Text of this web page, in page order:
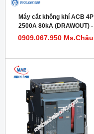
Máy cắt không khí ACB 4P
2500A 80kA (DRAWOUT) -
Model HDW632254DHVV56M
0909.067.950 Ms.Châu